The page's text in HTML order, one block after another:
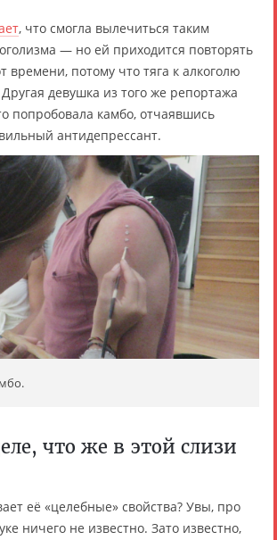
, что смогла вылечиться таким
— но ей приходится повторять
времени, потому что тяга к алкоголю
девушка из того же репортажа
попробовала камбо, отчаявшись
антидепрессант.
что же в этой слизи
её «целебные» свойства? Увы, про
ничего не известно. Зато известно,